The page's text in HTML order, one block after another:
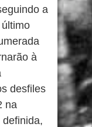
a
à
desfiles
na
definida,